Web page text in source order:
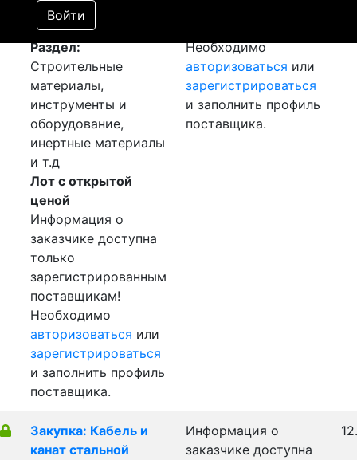
Войти
АУКЦИОН (покупка
товара)
Раздел:
Строительные
материалы,
инструменты и
оборудование,
инертные материалы
и т.д
Лот с открытой
ценой
Информация о
заказчике доступна
только
зарегистрированным
поставщикам!
Необходимо
авторизоваться или
зарегистрироваться
и заполнить профиль
поставщика.
Необходимо
авторизоваться или
зарегистрироваться
и заполнить профиль
поставщика.
Закупка: Кабель и
канат стальной
Информация о
заказчике доступна